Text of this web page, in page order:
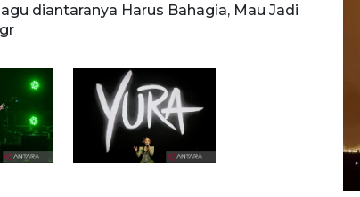
diantaranya Harus Bahagia, Mau Jadi
Apa